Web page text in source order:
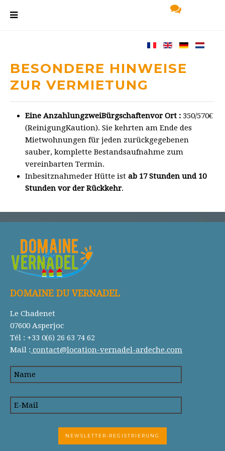
BESONDERE HINWEISE
ZUR VERMIETUNG
Eine AnzahlungzweiBürgschaftenvor Ort : 350/570€
(ReinigungKaution). Sie kehrten am Ende des
Mietwohnungen für jeden zurückgegebenen
sauber, komplette Bestandsaufnahme zum
vereinbarten Termin.
Inbesitznahmeder Hütte ist ab 17 Stunden und 10
Stunden vor der Rückkehr.
DOMAINE DU VERNADEL
Le Chadenet
07600 Asperjoc
Tél : +33 0(6) 26 63 74 62
Mail : contact@location-vernadel-ardeche.com